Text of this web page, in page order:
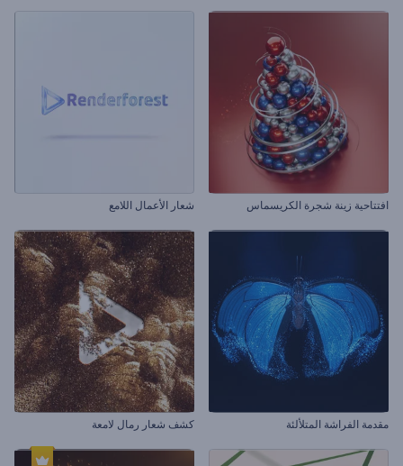
افتتاحية زينة شجرة الكريسماس شعار الأعمال اللامع
مقدمة الفراشة المتلألئة كشف شعار رمال لامعة